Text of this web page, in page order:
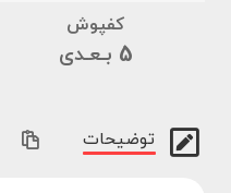
کفپوش
5 بـعـدی
توضیحات